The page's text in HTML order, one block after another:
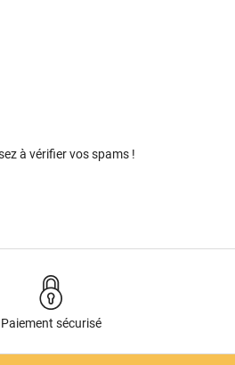
à vérifier vos spams !
Paiement sécurisé